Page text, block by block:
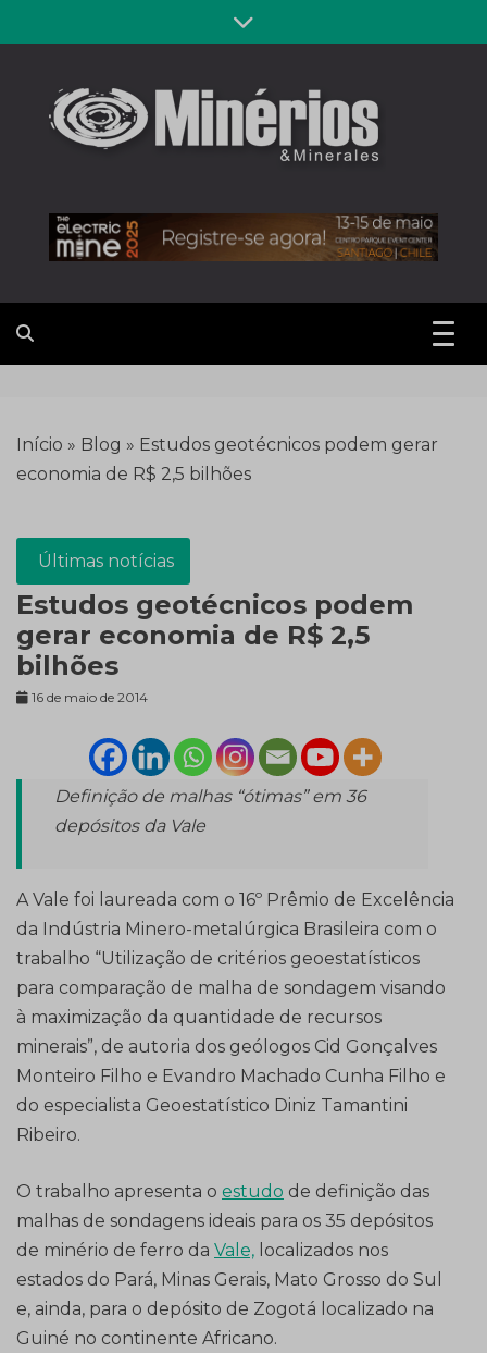
to
Revista
Minérios &
Minerales
Início » Blog » Estudos geotécnicos podem gerar
economia de R$ 2,5 bilhões
Últimas notícias
Estudos geotécnicos podem
gerar economia de R$ 2,5
bilhões
16 de maio de 2014
Definição de malhas “ótimas” em 36
depósitos da Vale
A Vale foi laureada com o 16º Prêmio de Excelência
da Indústria Minero-metalúrgica Brasileira com o
trabalho “Utilização de critérios geoestatísticos
para comparação de malha de sondagem visando
à maximização da quantidade de recursos
minerais”, de autoria dos geólogos Cid Gonçalves
Monteiro Filho e Evandro Machado Cunha Filho e
do especialista Geoestatístico Diniz Tamantini
Ribeiro.
O trabalho apresenta o estudo de definição das
malhas de sondagens ideais para os 35 depósitos
de minério de ferro da Vale, localizados nos
estados do Pará, Minas Gerais, Mato Grosso do Sul
e, ainda, para o depósito de Zogotá localizado na
Guiné no continente Africano.